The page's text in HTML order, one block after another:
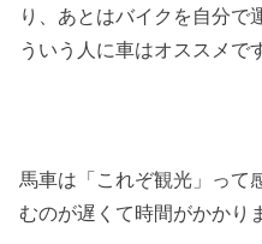
り、あとはバイクを自分で
ういう人に車はオススメで
馬車は「これぞ観光」って
むのが遅くて時間がかかり